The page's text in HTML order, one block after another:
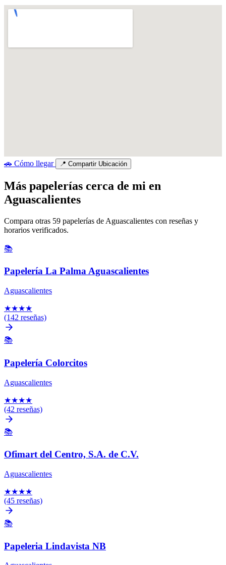
🚗 Cómo llegar 📍 Compartir Ubicación
Más papelerías cerca de mi en
Aguascalientes
Compara otras 59 papelerías de Aguascalientes con reseñas y
horarios verificados.
📚
Papelería La Palma Aguascalientes
Aguascalientes
★★★★
(142 reseñas)
📚
Papelería Colorcitos
Aguascalientes
★★★★
(42 reseñas)
📚
Ofimart del Centro, S.A. de C.V.
Aguascalientes
★★★★
(45 reseñas)
📚
Papeleria Lindavista NB